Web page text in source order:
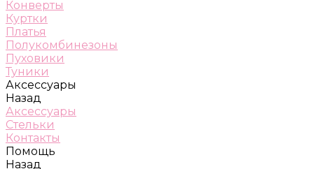
Конверты
Куртки
Платья
Полукомбинезоны
Пуховики
Туники
Аксессуары
Назад
Аксессуары
Стельки
Контакты
Помощь
Назад